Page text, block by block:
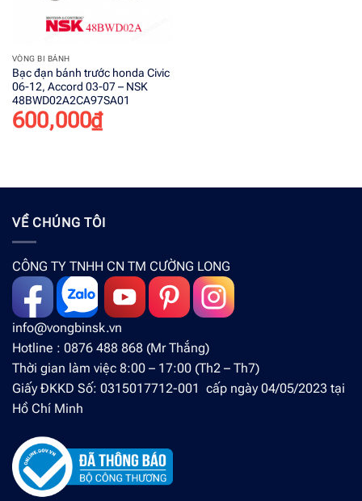
VÒNG BI BÁNH
Bạc đạn bánh trước honda Civic
06-12, Accord 03-07 – NSK
48BWD02A2CA97SA01
600,000₫
VỀ CHÚNG TÔI
CÔNG TY TNHH CN TM CƯỜNG LONG
info@vongbinsk.vn
Hotline : 0876 488 868 (Mr Thắng)
Thời gian làm việc 8:00 – 17:00 (Th2 – Th7)
Giấy ĐKKD Số: 0315017712-001 cấp ngày 04/05/2023 tại
Hồ Chí Minh